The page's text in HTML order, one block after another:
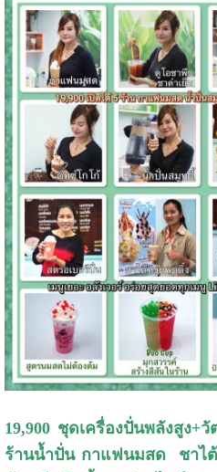
19,900 ชุดเครื่องปั่นพลังสูง+
ร้านน้ำปั่น กาแฟนมสด ชาไ